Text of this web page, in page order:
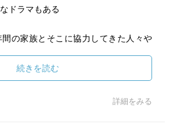
ドラマもある
の家族とそこに協力してきた人々や
切に見守って来た妹の人生も重ねて動
になって☆四つにしてしまったが、い
続きを読む
詳細をみる